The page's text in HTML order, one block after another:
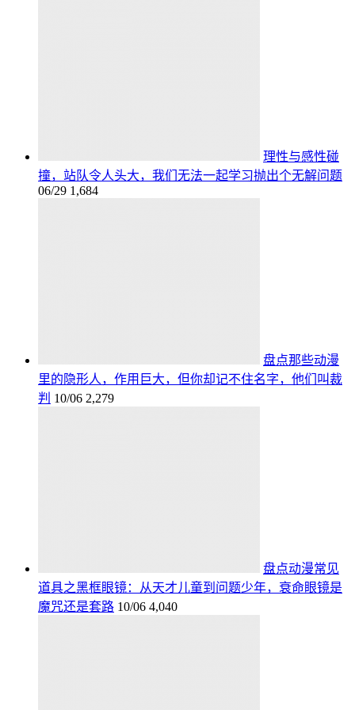
理性与感性碰
撞，站队令人头大，我们无法一起学习抛出个无解问题
06/29 1,684
盘点那些动漫
里的隐形人，作用巨大，但你却记不住名字，他们叫裁
判 10/06 2,279
盘点动漫常见
道具之黑框眼镜：从天才儿童到问题少年，衰命眼镜是
魔咒还是套路 10/06 4,040